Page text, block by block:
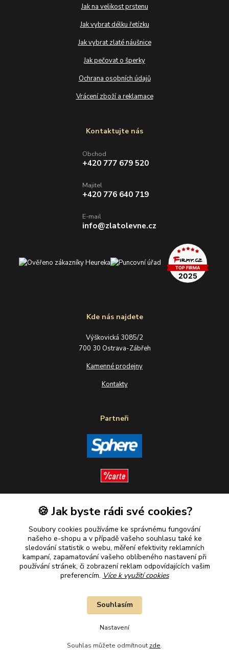
Jak na velikost prstenu
Jak vybrat délku řetízku
Jak vybrat zlaté náušnice
Jak pečovat o šperky
Ochrana osobních údajů
Vrácení zboží a reklamace
Kde nás najdete
Výškovická 3085/2
700 30 Ostrava-Zábřeh
Kamenné prodejny
Kontakty
Partneři
Sledujte nás
Plaťte u nás bezpečně
Kontaktujte nás
Obchod
+420 777 679 520
Majitel
+420 776 640 719
E-mail
info@zlatolevne.cz
🍪 Jak byste rádi své cookies?
Soubory cookies používáme ke správnému fungování
našeho e-shopu a v případě vašeho souhlasu také ke
sledování statistik o webu, měření efektivity reklamních
kampaní, zapamatování vašeho oblíbeného nastavení při
používání stránek, či zobrazení reklam odpovídajících vašim
preferencím. Více k využití cookies
Nastavení
Souhlasím
Souhlas můžete odmítnout zde.